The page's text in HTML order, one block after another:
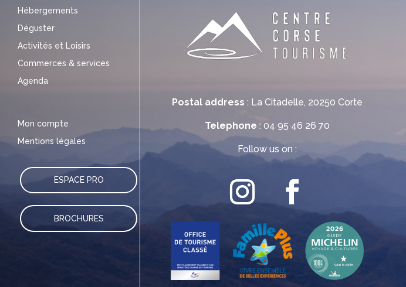
Postal address : La Citadelle, 20250 Corte
Telephone : 04 95 46 26 70
Follow us on :
Hébergements
Déguster
Activités et Loisirs
Commerces & services
Agenda
Mon compte
Mentions légales
ESPACE PRO
BROCHURES